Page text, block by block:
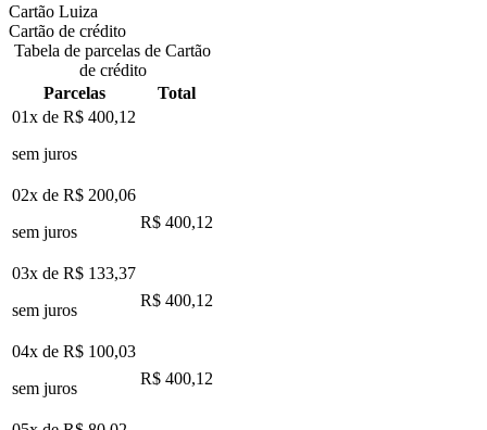
Cartão Luiza
Cartão de crédito
Tabela de parcelas de Cartão
de crédito
Parcelas
Total
01x de R$ 400,12
sem juros
02x de R$ 200,06
sem juros
R$ 400,12
03x de R$ 133,37
sem juros
R$ 400,12
04x de R$ 100,03
sem juros
R$ 400,12